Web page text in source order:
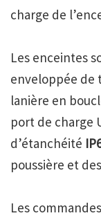
charge de
Les enceintes
enveloppée de
lanière en
port de charge
d’étanchéité
poussière et
Les